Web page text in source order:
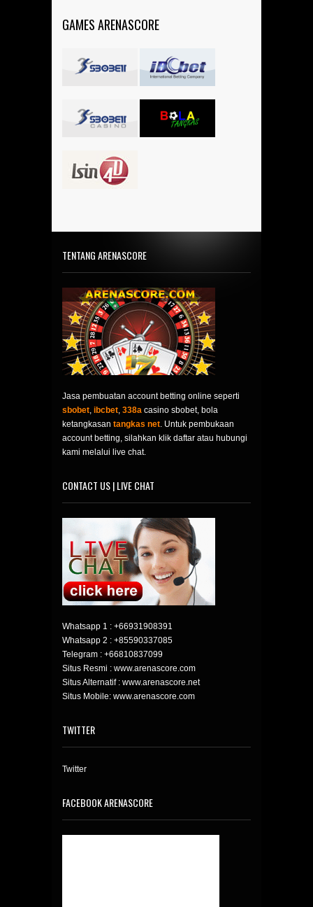
GAMES ARENASCORE
TENTANG ARENASCORE
Jasa pembuatan account betting online seperti
sbobet ibcbet 338a casino sbobet, bola
ketangkasan tangkas net . Untuk pembukaan
account betting, silahkan klik daftar atau hubungi
kami melalui live chat.
CONTACT US | LIVE CHAT
Whatsapp 1 : +66931908391
Whatsapp 2 : +85590337085
Telegram : +66810837099
Situs Resmi : www.arenascore.com
Situs Alternatif : www.arenascore.net
Situs Mobile: www.arenascore.com
TWITTER
Twitter
FACEBOOK ARENASCORE